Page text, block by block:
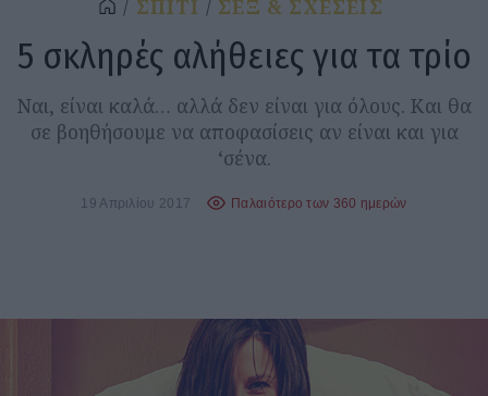
ΣΠΙΤΙ ΣΕΞ & ΣΧΕΣΕΙΣ
5 σκληρές αλήθειες για τα τρίο
Ναι, είναι καλά… αλλά δεν είναι για όλους. Και θα
σε βοηθήσουμε να αποφασίσεις αν είναι και για
‘σένα.
19 Απριλίου 2017 Παλαιότερο των 360 ημερών